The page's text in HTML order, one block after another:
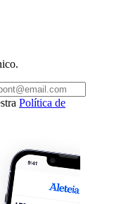
Política de